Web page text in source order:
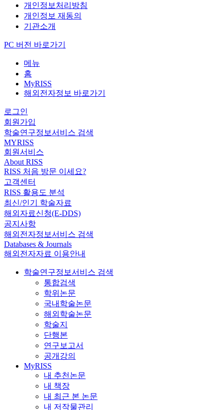
개인정보처리방침
개인정보 재동의
기관소개
PC 버전 바로가기
메뉴
홈
MyRISS
해외전자정보 바로가기
로그인
회원가입
학술연구정보서비스 검색
MYRISS
회원서비스
About RISS
RISS 처음 방문 이세요?
고객센터
RISS 활용도 분석
최신/인기 학술자료
해외자료신청(E-DDS)
공지사항
해외전자정보서비스 검색
Databases & Journals
해외전자자료 이용안내
학술연구정보서비스 검색
통합검색
학위논문
국내학술논문
해외학술논문
학술지
단행본
연구보고서
공개강의
MyRISS
내 추천논문
내 책장
내 최근 본 논문
내 저작물관리